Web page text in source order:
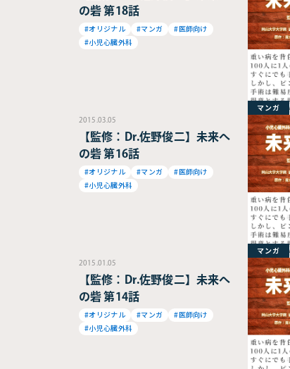
の砦 第18話
#オリジナル #マンガ
#医師向け
#小児心臓外科
マンガ
2015.03.05
【監修：Dr.佐野俊二】未来へ
の砦 第16話
#オリジナル #マンガ
#医師向け
#小児心臓外科
マンガ
2015.01.05
【監修：Dr.佐野俊二】未来へ
の砦 第14話
#オリジナル #マンガ
#医師向け
#小児心臓外科